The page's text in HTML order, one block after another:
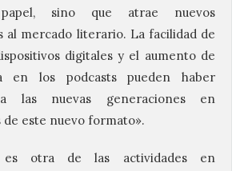
sino que atrae nuevos
al mercado literario. La facilidad de
digitales y el aumento de
en los podcasts pueden haber
las nuevas generaciones en
este nuevo formato».
es otra de las actividades en